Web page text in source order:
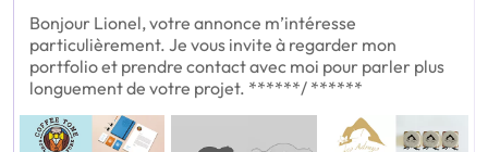
Bonjour Lionel, votre annonce m’intéresse
particulièrement. Je vous invite à regarder mon
portfolio et prendre contact avec moi pour parler plus
longuement de votre projet. ******/ ******